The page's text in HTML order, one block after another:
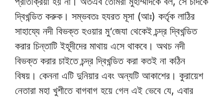
দ্বিখন্ডিত করুক। সম্ভবতঃ হযরত মূসা (আঃ) কর্তৃক লাঠির
সাহায্যে নদী বিভক্ত হওয়ার মু‘জেযা থেকেই চন্দ্র দ্বিখন্ডিত
করার চিন্তাটি ইহূদীদের মাথায় এসে থাকবে। অথচ নদী
বিভক্ত করার চাইতে চন্দ্র দ্বিখন্ডিত করা কতই না কঠিন
বিষয়। কেননা এটি দুনিয়ার এবং অন্যটি আকাশের। কুরায়েশ
নেতারা মহা খুশীতে বাগবাগ হয়ে গেল এই ভেবে যে, এবার